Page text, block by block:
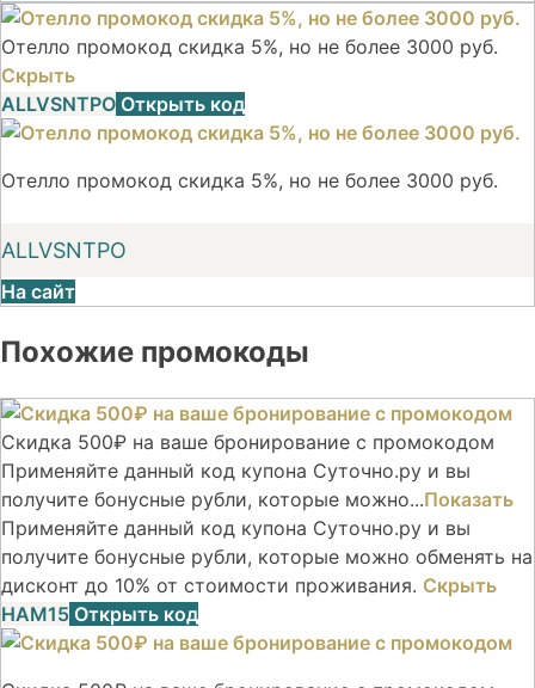
Отелло промокод скидка 5%, но не более 3000 руб.
Скрыть
ALLVSNTPO Открыть код
Отелло промокод скидка 5%, но не более 3000 руб.
ALLVSNTPO
На сайт
Похожие промокоды
Скидка 500₽ на ваше бронирование с промокодом
Применяйте данный код купона Суточно.ру и вы
получите бонусные рубли, которые можно...Показать
Применяйте данный код купона Суточно.ру и вы
получите бонусные рубли, которые можно обменять на
дисконт до 10% от стоимости проживания. Скрыть
НАМ15 Открыть код